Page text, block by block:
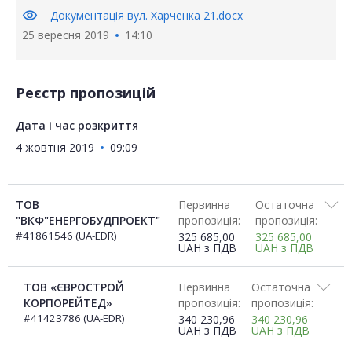
visibility
Документація вул. Харченка 21.docx
25 вересня 2019
14:10
Реєстр пропозицій
Дата і час розкриття
4 жовтня 2019
09:09
ТОВ
"ВКФ"ЕНЕРГОБУДПРОЕКТ"
#41861546 (UA-EDR)
Первинна
пропозиція:
325 685,00
UAH з ПДВ
Остаточна
пропозиція:
325 685,00
UAH з ПДВ
ТОВ «ЄВРОСТРОЙ
КОРПОРЕЙТЕД»
#41423786 (UA-EDR)
Первинна
пропозиція:
340 230,96
UAH з ПДВ
Остаточна
пропозиція:
340 230,96
UAH з ПДВ